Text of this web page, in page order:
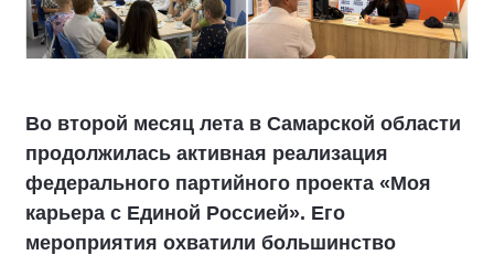
Во второй месяц лета в Самарской области
продолжилась активная реализация
федерального партийного проекта «Моя
карьера с Единой Россией». Его
мероприятия охватили большинство